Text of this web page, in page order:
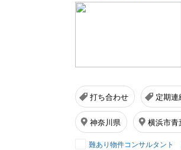
打ち合わせ 定期連
神奈川県 横浜市青
難あり物件コンサルタント